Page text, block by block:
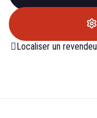
Localiser un